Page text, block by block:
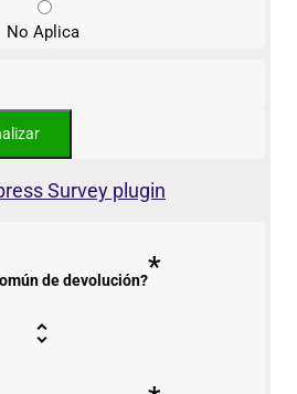
No Aplica
Survey plugin
de devolución?*